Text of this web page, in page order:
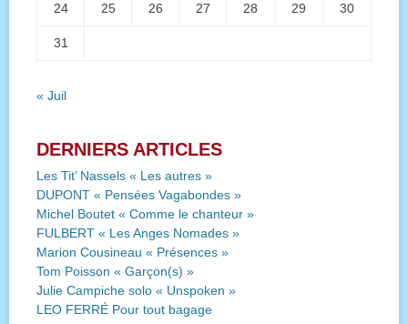
24 25 26 27 28 29 30
31
« Juil
DERNIERS ARTICLES
Les Tit’ Nassels « Les autres »
DUPONT « Pensées Vagabondes »
Michel Boutet « Comme le chanteur »
FULBERT « Les Anges Nomades »
Marion Cousineau « Présences »
Tom Poisson « Garçon(s) »
Julie Campiche solo « Unspoken »
LEO FERRÉ Pour tout bagage